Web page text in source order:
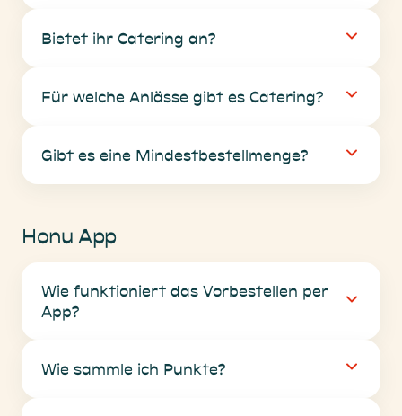
Bietet ihr Catering an?
Für welche Anlässe gibt es Catering?
Gibt es eine Mindestbestellmenge?
Honu App
Wie funktioniert das Vorbestellen per
App?
Wie sammle ich Punkte?